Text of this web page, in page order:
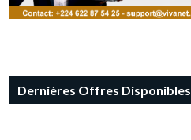
Dernières Offres Disponibles